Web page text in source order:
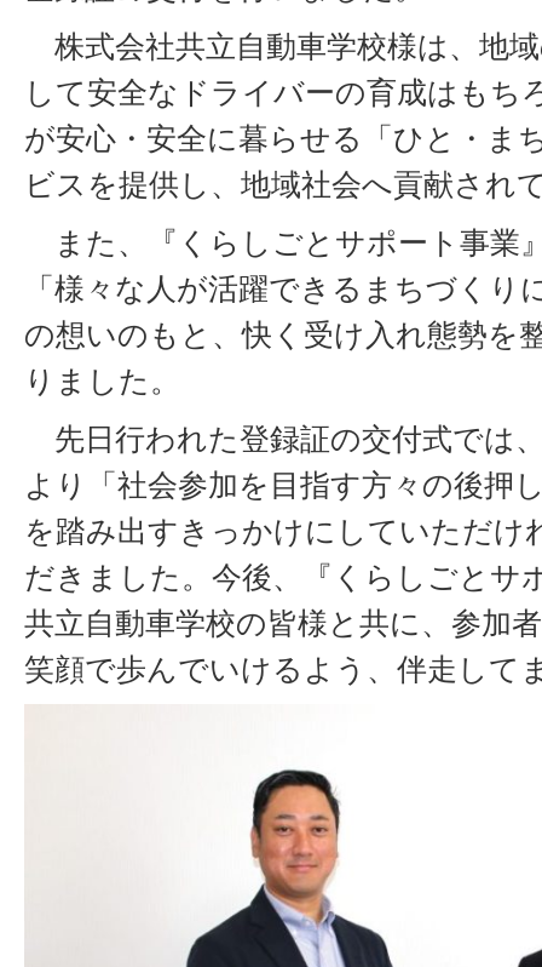
株式会社共立自動車学校様は、地
して安全なドライバーの育成はもち
が安心・安全に暮らせる「ひと・ま
ビスを提供し、地域社会へ貢献され
また、『くらしごとサポート事業
「様々な人が活躍できるまちづくり
の想いのもと、快く受け入れ態勢を
りました。
先日行われた登録証の交付式では
より「社会参加を目指す方々の後押
を踏み出すきっかけにしていただけ
だきました。今後、『くらしごとサ
共立自動車学校の皆様と共に、参加
笑顔で歩んでいけるよう、伴走して